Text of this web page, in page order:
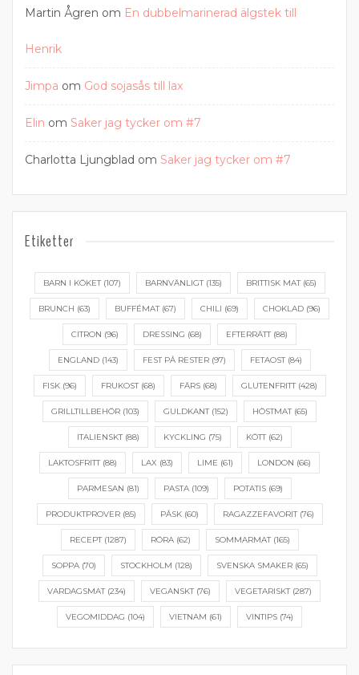
Martin Ågren om En dubbelmarinerad älgstek till
Henrik
Jimpa om God sojasås till lax
Elin om Saker jag tycker om #7
Charlotta Ljungblad om Saker jag tycker om #7
Etiketter
BARN I KÖKET(107) BARNVÄNLIGT(135) BRITTISK MAT(65)
BRUNCH (63) BUFFÉMAT(67) CHILI (69) CHOKLAD (96)
CITRON (96) DRESSING (68) EFTERRÄTT(88)
ENGLAND(143) FEST PÅ RESTER(97) FETAOST(84)
FISK(96) FRUKOST(68) FÄRS(68) GLUTENFRITT(428)
GRILLTILLBEHÖR (103) GULDKANT(152) HÖSTMAT(65)
ITALIENSKT(88) KYCKLING (75) KÖTT(62)
LAKTOSFRITT(88) LAX (83) LIME (61) LONDON (66)
PARMESAN (81) PASTA(109) POTATIS(69)
PRODUKTPROVER(85) PÅSK(60) RAGAZZEFAVORIT(76)
RECEPT(1287) RÖRA(62) SOMMARMAT(165)
SOPPA(70) STOCKHOLM (128) SVENSKA SMAKER(65)
VARDAGSMAT(234) VEGANSKT(76) VEGETARISKT(287)
VEGOMIDDAG (104) VIETNAM (61) VINTIPS (74)